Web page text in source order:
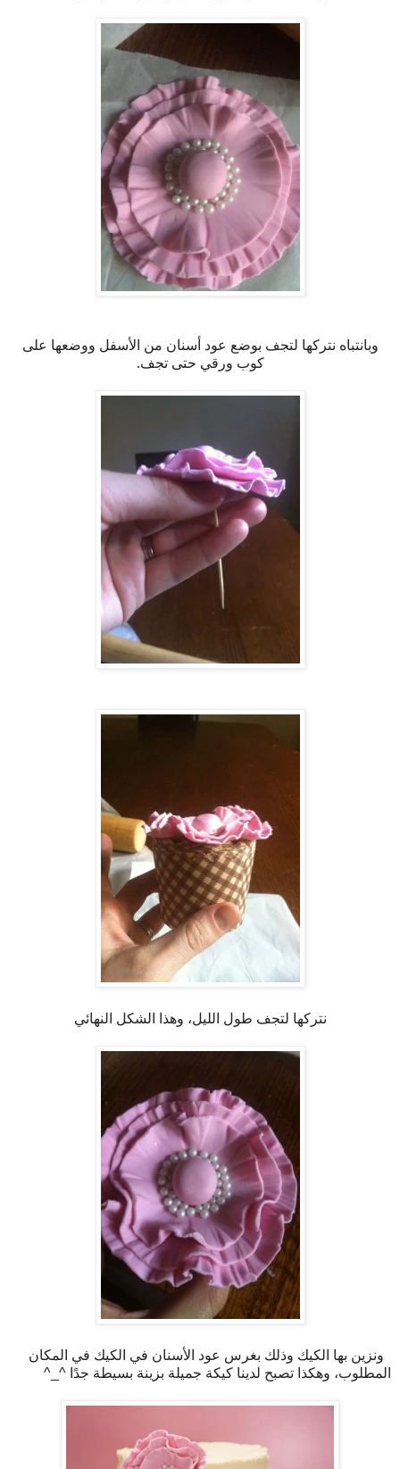
وبانتباه نتركها لتجف بوضع عود أسنان من الأسفل ووضعها على
كوب ورقي حتى تجف.
نتركها لتجف طول الليل، وهذا الشكل النهائي
ونزين بها الكيك وذلك بغرس عود الأسنان في الكيك في المكان
المطلوب، وهكذا تصبح لدينا كيكة جميلة بزينة بسيطة جدًا ^_^